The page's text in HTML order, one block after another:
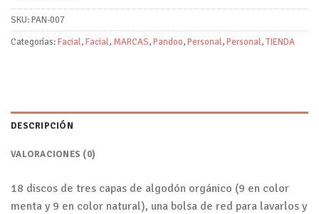
SKU:PAN-007
Categorías:Facial,Facial, MARCAS,Pandoo,Personal,Personal,TIENDA
DESCRIPCIÓN
VALORACIONES (0)
18 discos de tres capas de algodón orgánico (9 en color
menta y 9 en color natural), una bolsa de red para lavarlos y